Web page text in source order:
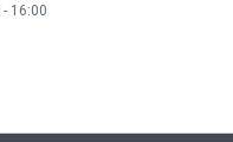
16:00